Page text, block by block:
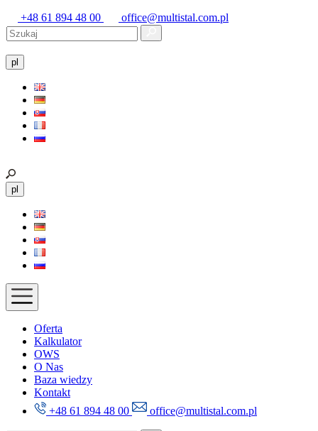
+48 61 894 48 00 office@multistal.com.pl
pl
pl
Oferta
Kalkulator
OWS
O Nas
Baza wiedzy
Kontakt
+48 61 894 48 00
office@multistal.com.pl